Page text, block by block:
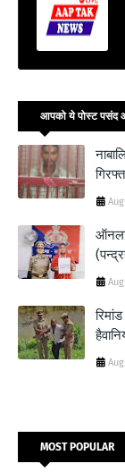
आपको ये पोस्ट पसंद
MOST POPULAR